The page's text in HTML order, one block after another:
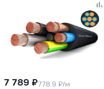
7 789 ₽778.9 ₽/м